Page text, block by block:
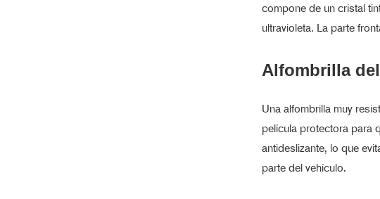
compone de un cristal
ultravioleta. La parte
Alfombrilla
Una alfombrilla muy
película protectora para
antideslizante, lo que
parte del vehículo.